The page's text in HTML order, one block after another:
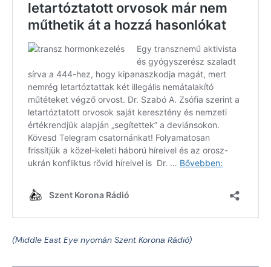
(Middle East Eye nyomán Szent Korona Rádió)